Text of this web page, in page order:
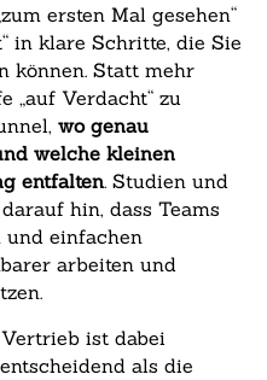
ersten Mal gesehen“
in klare Schritte, die Sie
können. Statt mehr
„auf Verdacht“ zu
wo genau
welche kleinen
entfalten. Studien und
hin, dass Teams
einfachen
arbeiten und
ist dabei
als die